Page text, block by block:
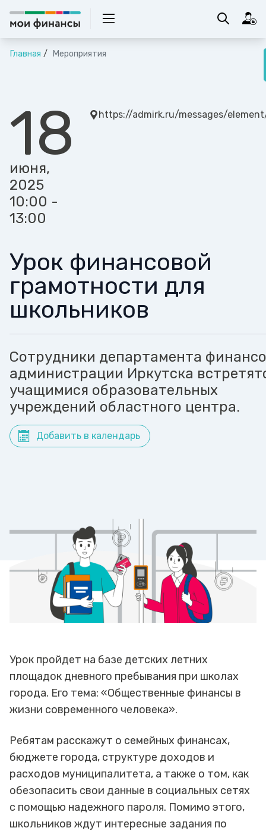
Главная Мероприятия
18
июня,
2025
10:00 -
13:00
https://admirk.ru/messages/
Урок финансовой
грамотности для
школьников
Сотрудники департамента
администрации Иркутска
учащимися образовательных
учреждений областного центра.
Добавить в календарь
Урок пройдет на базе детских летних
площадок дневного пребывания при школах
города. Его тема: «Общественные финансы в
жизни современного человека».
Ребятам расскажут о семейных финансах,
бюджете города, структуре доходов и
расходов муниципалитета, а также о том, как
обезопасить свои данные в социальных сетях
с помощью надежного пароля. Помимо этого,
школьников ждут интересные задания по